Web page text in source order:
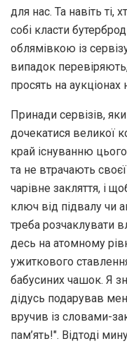
для нас. Та навіть ті,
собі класти
облямівкою із
випадок
просять на аукціонах
Принади сервізів,
дочекатися великої
край існуванню цього
та не втрачають
чарівне закляття, і
ключ від підвалу чи
треба розчаклувати
десь на атомному
ужиткового
бабусиних чашок. Я
дідусь подарував
вручив із словами-
пам’ять!". Відтоді